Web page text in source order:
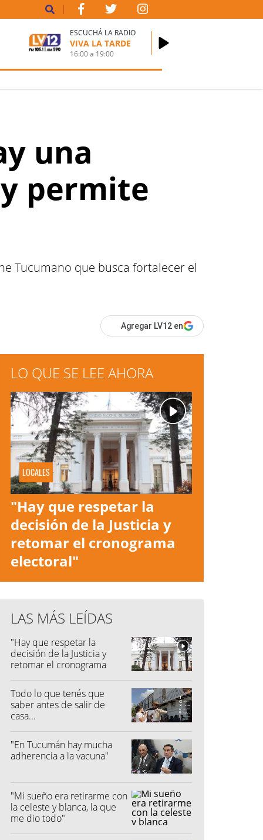
ESCUCHÁ LA RADIO
VIVA LA TARDE
16:00a 19:00
una
permite
Tucumano que busca fortalecer el
Agregar LV12 en
LO QUE SE LEE AHORA
LOCALES
"Hay que respetar la
decisión de la Justicia y
retomar el cronograma
electoral"
LAS MÁS LEÍDAS
"Hay que respetar la
decisión de la Justicia y
retomar el cronograma
Todo lo que tenés que
saber antes de salir de
casa...
"En Tucumán hay mucha
adherencia a la vacuna"
"Mi sueño era retirarme con
la celeste y blanca, la que
me dio todo"